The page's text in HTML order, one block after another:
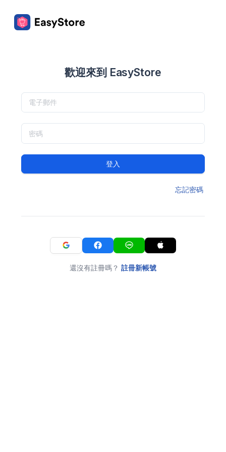
歡迎來到 EasyStore
登入
忘記密碼
還沒有註冊嗎？ 註冊新帳號